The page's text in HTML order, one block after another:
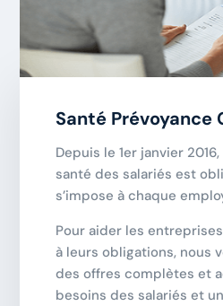
Santé Prévoyance
Depuis le 1er janvier
santé des salariés est
s’impose à chaque
Pour aider les
à leurs obligations, nous
des offres complètes et
besoins des salariés et